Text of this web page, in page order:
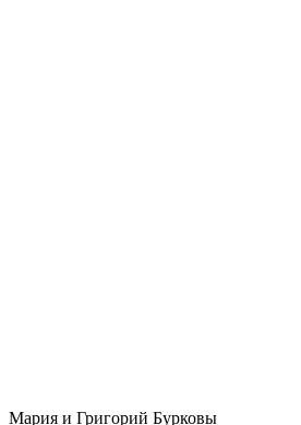
Мария и Григорий Бурковы